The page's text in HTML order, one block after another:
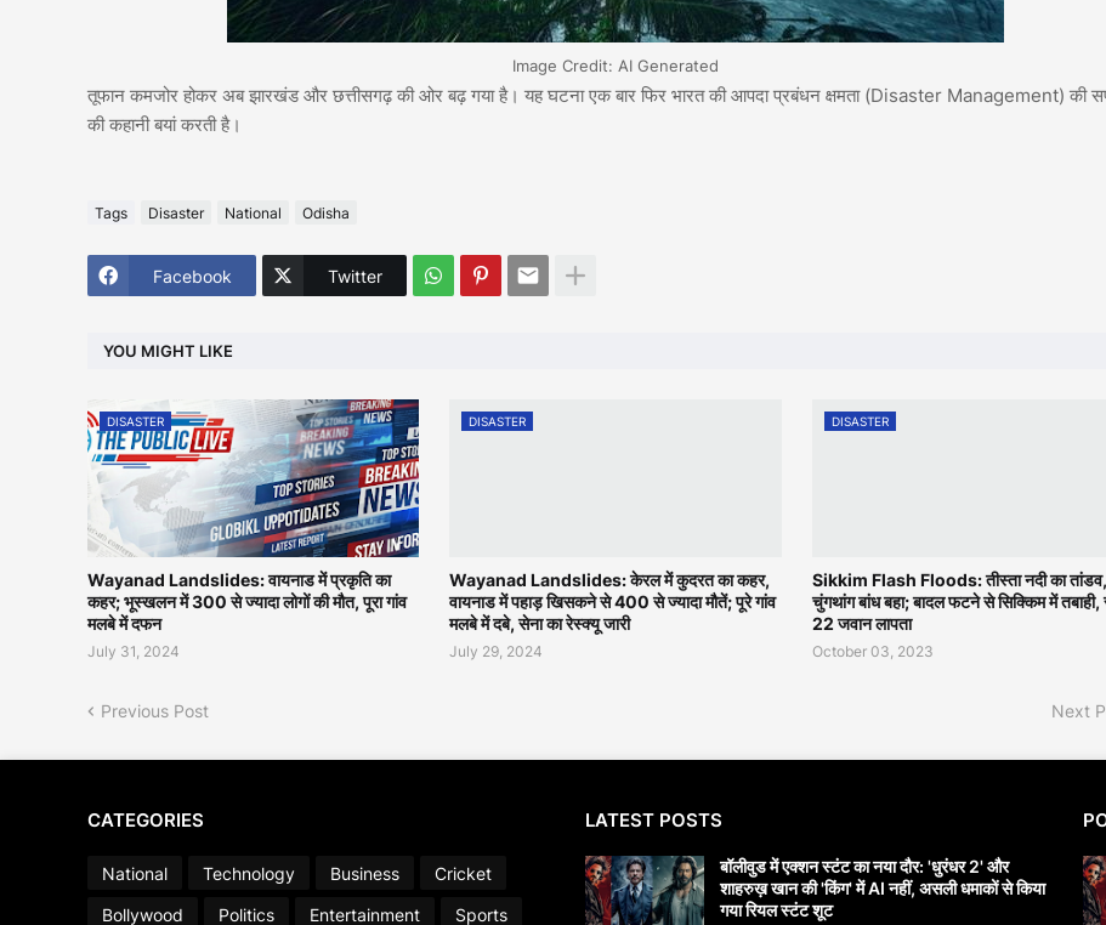
Image Credit: AI Generated
तूफान कमजोर होकर अब झारखंड और छत्तीसगढ़ की ओर बढ़ गया है। यह घटना एक बार फिर भारत की आपदा प्रबंधन क्षमता (Disaster Management) की
की कहानी बयां करती है।
Tags Disaster National Odisha
Facebook Twitter
YOU MIGHT LIKE
DISASTER
Wayanad Landslides: वायनाड में प्रकृति का
कहर; भूस्खलन में 300 से ज्यादा लोगों की मौत, पूरा गांव
मलबे में दफन
July 31, 2024
DISASTER
Wayanad Landslides: केरल में कुदरत का कहर,
वायनाड में पहाड़ खिसकने से 400 से ज्यादा मौतें; पूरे गांव
मलबे में दबे, सेना का रेस्क्यू जारी
July 29, 2024
DISASTER
Sikkim Flash Floods: तीस्ता नदी का तांडव,
चुंगथांग बांध बहा; बादल फटने से सिक्किम में
22 जवान लापता
October 03, 2023
Previous Post Next
CATEGORIES
National Technology Business
Cricket
Bollywood
Politics Entertainment Sports
LATEST POSTS
बॉलीवुड में एक्शन स्टंट का नया दौर: 'धुरंधर 2' और
शाहरुख़ खान की 'किंग' में AI नहीं, असली धमाकों से किया
गया रियल स्टंट शूट